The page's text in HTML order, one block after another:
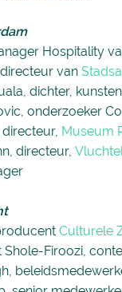
Hospitality
van
dichter,
onderzoeker
directeur, Museum
directeur,
Culturele
Shole-Firoozi,